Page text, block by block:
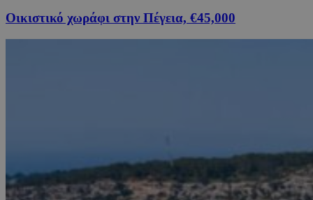
Οικιστικό χωράφι στην Πέγεια, €45,000